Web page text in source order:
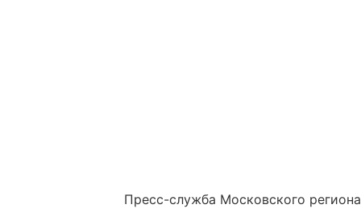
Пресс-служба Московского региона